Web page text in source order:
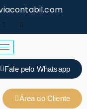
Fale pelo Whatsapp
Área do Cliente